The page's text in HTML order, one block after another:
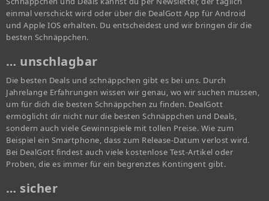
einmal verschickt wird oder über die DealGott App für Android
und Apple IOS erhalten. Du entscheidest und wir bringen dir die
besten Schnäppchen.
… unschlagbar
Die besten Deals und schnäppchen gibt es bei uns. Durch
Jahrelange Erfahrungen wissen wir genau, wo wir suchen müssen,
um für dich die besten Schnäppchen zu finden. DealGott
ermöglicht dir nicht nur die besten Schnäppchen und Deals,
sondern auch viele Gewinnspiele mit tollen Preise. Wie zum
Beispiel ein Smartphone, dass zum Release-Datum verlost wird.
Bei DealGott findest auch viele kostenlose Test-Artikel oder
Proben, die es immer für ein begrenztes Kontingent gibt.
… sicher